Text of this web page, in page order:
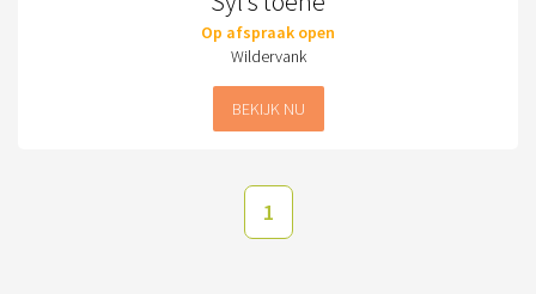
Op afspraak open
Wildervank
BEKIJK NU
1